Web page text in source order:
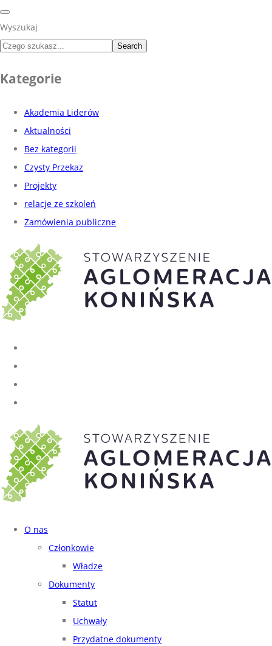
Wyszukaj
Search
Kategorie
Akademia Liderów
Aktualności
Bez kategorii
Czysty Przekaz
Projekty
relacje ze szkoleń
Zamówienia publiczne
O nas
Członkowie
Władze
Dokumenty
Statut
Uchwały
Przydatne dokumenty